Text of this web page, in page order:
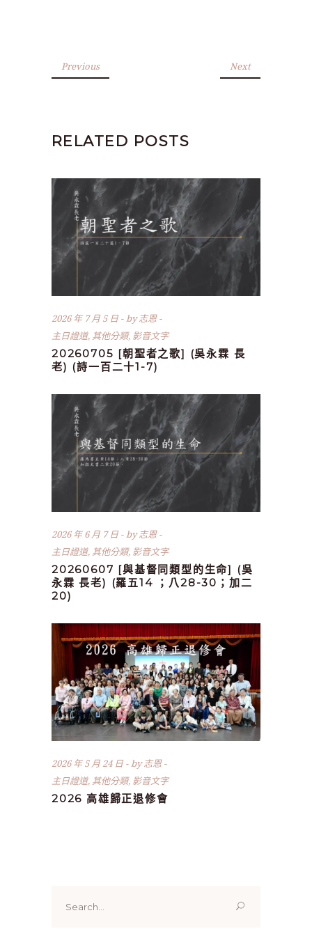
Previous Next
RELATED POSTS
2026 年 7 月 5 日 by志恩
主日證道, 其他分類, 影音文字
20260705 [朝聖者之歌] (吳永霖 長
老) (詩一百二十1-7)
2026 年 6 月 7 日 by志恩
主日證道, 其他分類, 影音文字
20260607 [與基督同類型的生命] (吳
永霖 長老) (羅五14 ；八28-30；加二
20)
2026 年 5 月 24 日 by志恩
主日證道, 其他分類, 影音文字
2026 高雄歸正退修會
for: